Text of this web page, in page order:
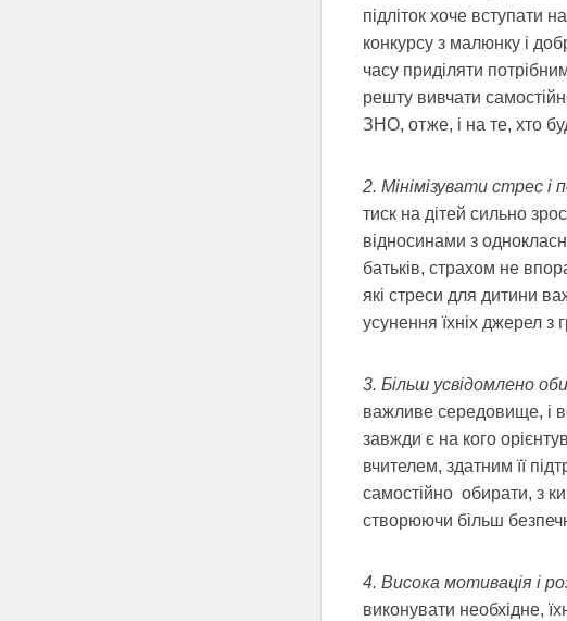
підліток хоче вступати
конкурсу з малюнку і
часу приділяти
решту вивчати
ЗНО, отже, і на те, хто
2. Мінімізувати стрес і
тиск на дітей сильно
відносинами з
батьків, страхом не
які стреси для дитини
усунення їхніх джерел з
3. Більш усвідомлено
важливе середовище, і
завжди є на кого
вчителем, здатним її
самостійно обирати, з
створюючи більш
4. Висока мотивація і
виконувати необхідне,